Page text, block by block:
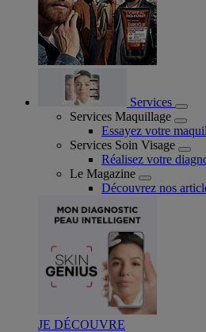
Services
Services Maquillage
Essayez votre
Services Soin Visage
Réalisez votre
Le Magazine
Découvrez nos
JE DÉCOUVRE